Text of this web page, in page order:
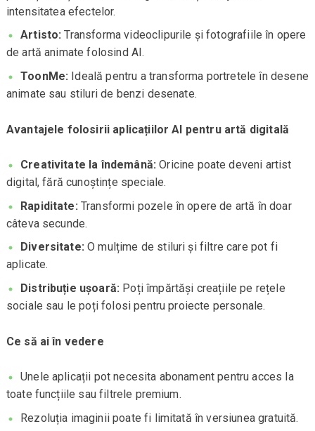
intensitatea efectelor.
Artisto: Transforma videoclipurile și fotografiile în opere
de artă animate folosind AI.
ToonMe: Ideală pentru a transforma portretele în desene
animate sau stiluri de benzi desenate.
Avantajele folosirii aplicațiilor AI pentru artă digitală
Creativitate la îndemână: Oricine poate deveni artist
digital, fără cunoștințe speciale.
Rapiditate: Transformi pozele în opere de artă în doar
câteva secunde.
Diversitate: O mulțime de stiluri și filtre care pot fi
aplicate.
Distribuție ușoară: Poți împărtăși creațiile pe rețele
sociale sau le poți folosi pentru proiecte personale.
Ce să ai în vedere
Unele aplicații pot necesita abonament pentru acces la
toate funcțiile sau filtrele premium.
Rezoluția imaginii poate fi limitată în versiunea gratuită.